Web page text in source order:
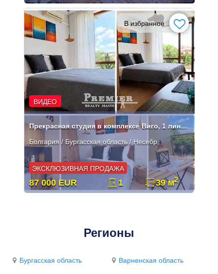
В избранное
ВИДЕО
Прекрасная студия в комплексе Виго, 1 линия Несебр.
Болгария / Бургасская область / Несебр
ЭКСКЛЮЗИВНАЯ ПРОДАЖА
87 000 EUR 1 39 м2
Регионы
Бургасская область Варненская область